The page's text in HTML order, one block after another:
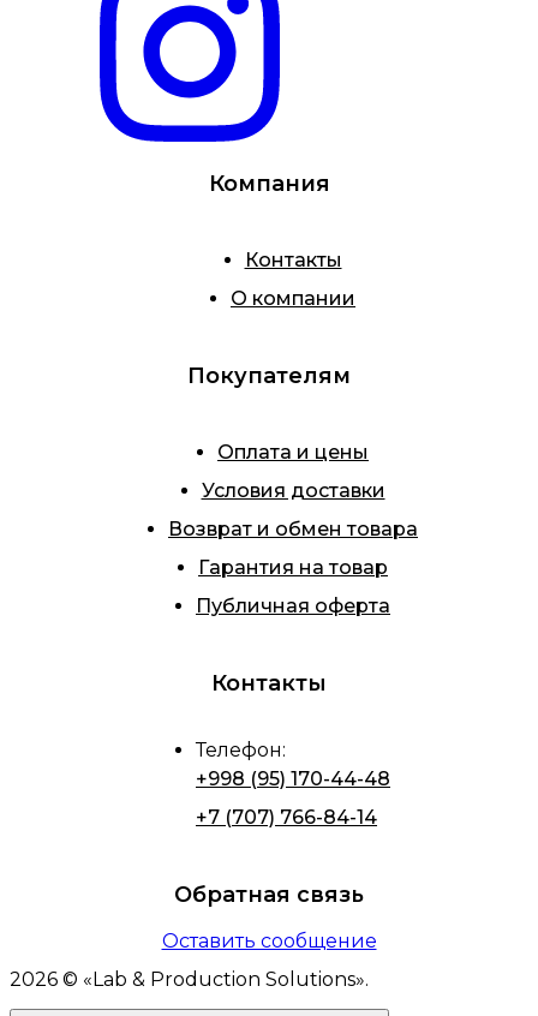
Компания
Контакты
О компании
Покупателям
Оплата и цены
Условия доставки
Возврат и обмен товара
Гарантия на товар
Публичная оферта
Контакты
Телефон:
+998 (95) 170-44-48
+7 (707) 766-84-14
Обратная связь
Оставить сообщение
2026 © « Lab & Production Solutions».